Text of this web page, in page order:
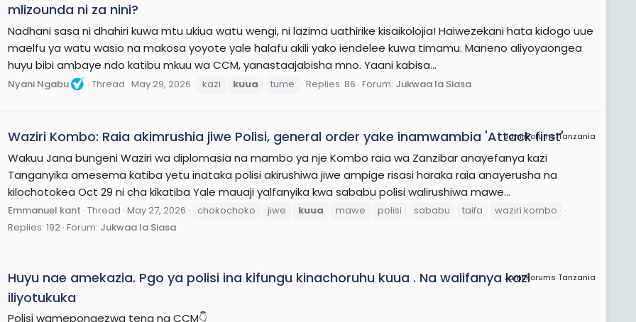
mlizounda ni za nini?
Nadhani sasa ni dhahiri kuwa mtu ukiua watu wengi, ni lazima uathirike kisaikolojia! Haiwezekani hata kidogo uue
maelfu ya watu wasio na makosa yoyote yale halafu akili yako iendelee kuwa timamu. Maneno aliyoyaongea
huyu bibi ambaye ndo katibu mkuu wa CCM, yanastaajabisha mno. Yaani kabisa...
Nyani Ngabu Thread May 29, 2026 kazi kuua tume Replies: 86 Forum: Jukwaa la Siasa
JamiiForums Tanzania
Waziri Kombo: Raia akimrushia jiwe Polisi, general order yake inamwambia 'Attack first'
Wakuu Jana bungeni Waziri wa diplomasia na mambo ya nje Kombo raia wa Zanzibar anayefanya kazi
Tanganyika amesema katiba yetu inataka polisi akirushiwa jiwe ampige risasi haraka raia anayerusha na
kilochotokea Oct 29 ni cha kikatiba Yale mauaji yalfanyika kwa sababu polisi walirushiwa mawe...
Emmanuel kant Thread May 27, 2026 chokochoko jiwe kuua mawe polisi sababu taifa
waziri kombo
Replies: 192 Forum: Jukwaa la Siasa
JamiiForums Tanzania
Huyu nae amekazia. Pgo ya polisi ina kifungu kinachoruhu kuua . Na walifanya kazi
iliyotukuka
Polisi wamepongezwa tena na CCM👇